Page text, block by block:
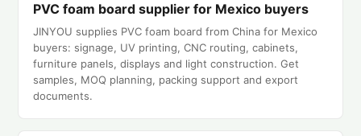
PVC foam board supplier for Mexico buyers
JINYOU supplies PVC foam board from China for Mexico
buyers: signage, UV printing, CNC routing, cabinets,
furniture panels, displays and light construction. Get
samples, MOQ planning, packing support and export
documents.